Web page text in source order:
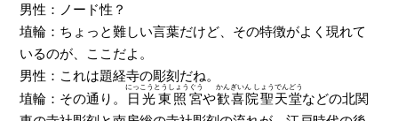
男性：ノード性？
埴輪：ちょっと難しい言葉だけど、その特徴がよく現れて
いるのが、ここだよ。
男性：これは題経寺の彫刻だね。
埴輪：その通り。
日光東照宮
にっこうとうしょうぐう
や歓喜院聖天堂
かんぎいん しょうでんどう
などの北関